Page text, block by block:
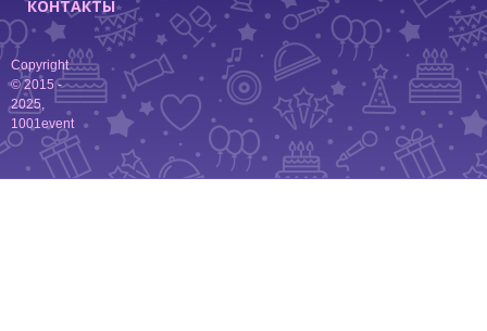
КОНТАКТЫ
Copyright
© 2015 -
2025,
1001event